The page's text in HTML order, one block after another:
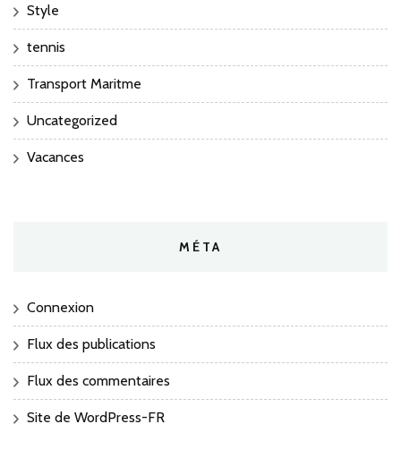
Style
tennis
Transport Maritme
Uncategorized
Vacances
MÉTA
Connexion
Flux des publications
Flux des commentaires
Site de WordPress-FR